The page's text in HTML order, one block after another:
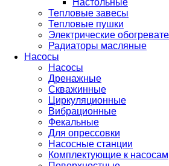
Настольные
Тепловые завесы
Тепловые пушки
Электрические
Радиаторы масляные
Насосы
Насосы
Дренажные
Скважинные
Циркуляционные
Вибрационные
Фекальные
Для опрессовки
Насосные станции
Комплектующие к насосам